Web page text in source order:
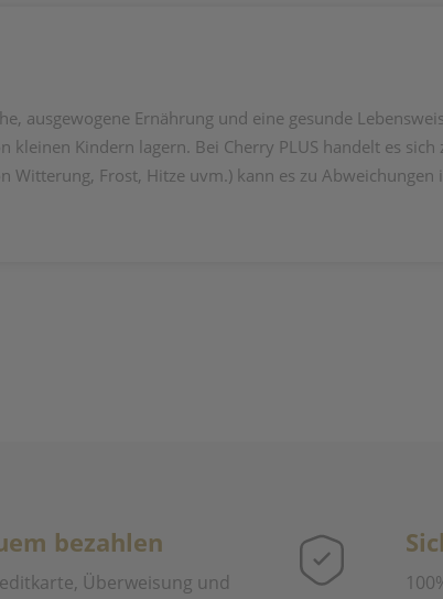
ausgewogene Ernährung und eine gesunde
Kindern lagern. Bei Cherry PLUS handelt es
Witterung, Frost, Hitze uvm.) kann es zu Abweichungen
bezahlen
Überweisung und